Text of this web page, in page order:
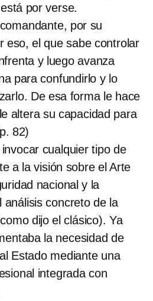
por verse.
por su
eso, el que sabe controlar
y luego avanza
para confundirlo y lo
De esa forma le hace
altera su capacidad para
82)
cualquier tipo de
a la visión sobre el Arte
nacional y la
análisis concreto de la
dijo el clásico). Ya
la necesidad de
Estado mediante una
integrada con